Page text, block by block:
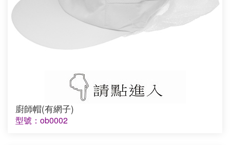
廚師帽(有網子)
型號：ob0002